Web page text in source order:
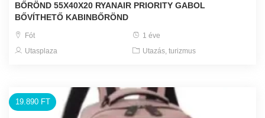
BŐRÖND 55X40X20 RYANAIR PRIORITY GABOL
BŐVÍTHETŐ KABINBŐRÖND
Fót
1 éve
Utasplaza
Utazás, turizmus
19.890 FT